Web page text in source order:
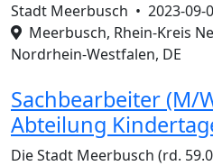
Stadt Meerbusch • 2023-09-
Meerbusch, Rhein-Kreis
Nordrhein-Westfalen, DE
Sachbearbeiter (M/
Abteilung
Die Stadt Meerbusch (rd.